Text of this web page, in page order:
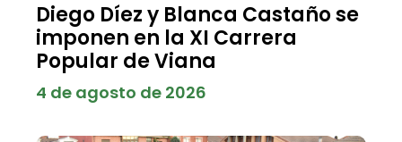
Diego Díez y Blanca Castaño se
imponen en la XI Carrera
Popular de Viana
4 de agosto de 2026